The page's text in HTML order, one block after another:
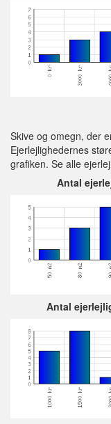
Skive og omegn, der
Ejerlejlighedernes
grafiken. Se alle
Antal
Antal